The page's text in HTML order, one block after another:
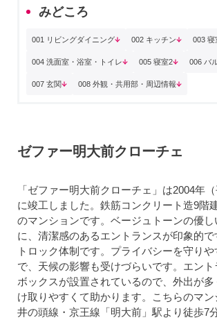
みどころ
001 リビングダイニング 002 キッチン 003 寝
004 洗面室・浴室・トイレ 005 寝室2 006 バ
007 玄関 008 外観・共用部・周辺情報
ゼファー明大前クローチェ
「ゼファー明大前クローチェ」は2004年
に竣工しました。鉄筋コンクリート造9階
のマンションです。ベージュトーンの優し
に、清潔感のあるエントランスが印象的
トロック体制です。プライバシーを守り
で、天候の影響も受けづらいです。エン
ボックスが設置されているので、外出が
け取りやすくて助かります。こちらのマ
井の頭線・京王線「明大前」駅より徒歩7